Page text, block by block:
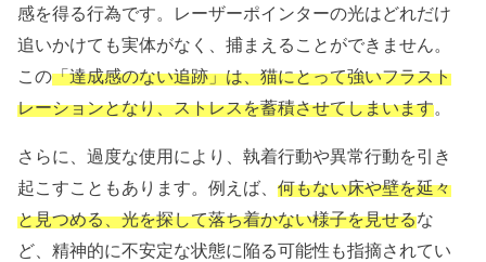
感を得る行為です。レーザーポインターの光はどれだけ
追いかけても実体がなく、捕まえることができません。
この「達成感のない追跡」は、猫にとって強いフラスト
レーションとなり、ストレスを蓄積させてしまいます。
さらに、過度な使用により、執着行動や異常行動を引き
起こすこともあります。例えば、何もない床や壁を延々
と見つめる、光を探して落ち着かない様子を見せるな
ど、精神的に不安定な状態に陥る可能性も指摘されてい